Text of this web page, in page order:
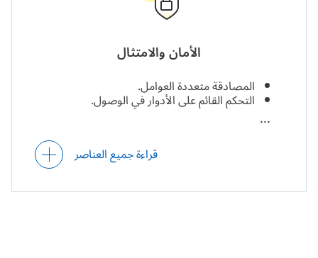
(للشركات بنظام الاشتراكات) المقاييس الرئيسية
للاشتراكات، بما في ذلك الإيرادات الشهرية
اكتساب العملاء، ونسبة إلغاء الاشتراكات.
الأمان والامتثال
المصادقة متعددة العوامل.
التحكم القائم على الأدوار في الوصول.
إضافة الطابع الزمني للفواتير (التاريخ والوقت).
قراءة جميع العناصر